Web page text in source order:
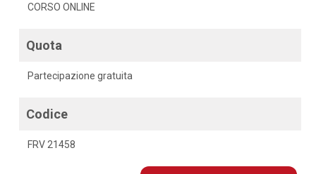
CORSO ONLINE
Quota
Partecipazione gratuita
Codice
FRV 21458